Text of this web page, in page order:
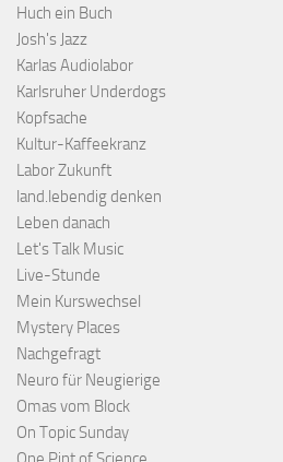
Huch ein Buch
Josh's Jazz
Karlas Audiolabor
Karlsruher Underdogs
Kopfsache
Kultur-Kaffeekranz
Labor Zukunft
land.lebendig denken
Leben danach
Let's Talk Music
Live-Stunde
Mein Kurswechsel
Mystery Places
Nachgefragt
Neuro für Neugierige
Omas vom Block
On Topic Sunday